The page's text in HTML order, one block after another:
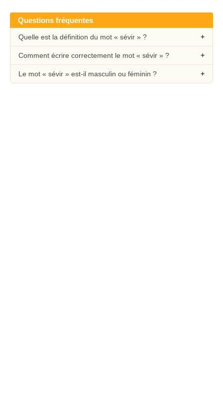
Questions fréquentes
Quelle est la définition du mot « sévir » ?
Comment écrire correctement le mot « sévir » ?
Le mot « sévir » est-il masculin ou féminin ?